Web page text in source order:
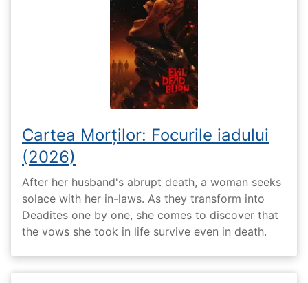
Cartea Morților: Focurile iadului
(2026)
After her husband's abrupt death, a woman seeks
solace with her in-laws. As they transform into
Deadites one by one, she comes to discover that
the vows she took in life survive even in death.